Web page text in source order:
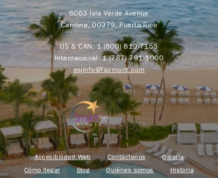
6063 Isla Verde Avenue
Carolina, 00979, Puerto Rico
US & CAN: 1 (800) 819-7155
Internacional:1 (787) 791-1000
esjinfo@fairmont.com
Accesibilidad Web Contáctenos
Galería
Cómo llegar
Blog Quiénes somos
Historia